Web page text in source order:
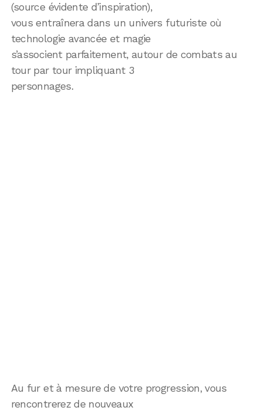
(source évidente d’inspiration),
vous entraînera dans un univers futuriste où
technologie avancée et magie
s’associent parfaitement, autour de combats au
tour par tour impliquant 3
personnages.
Au fur et à mesure de votre progression, vous
rencontrerez de nouveaux